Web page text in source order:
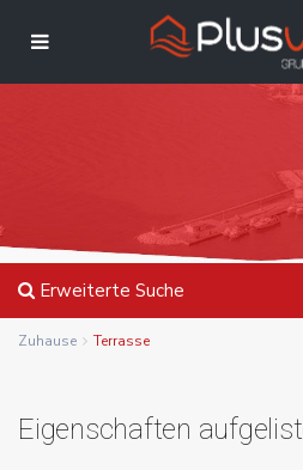
Erweiterte Suche
Zuhause Terrasse
Eigenschaften